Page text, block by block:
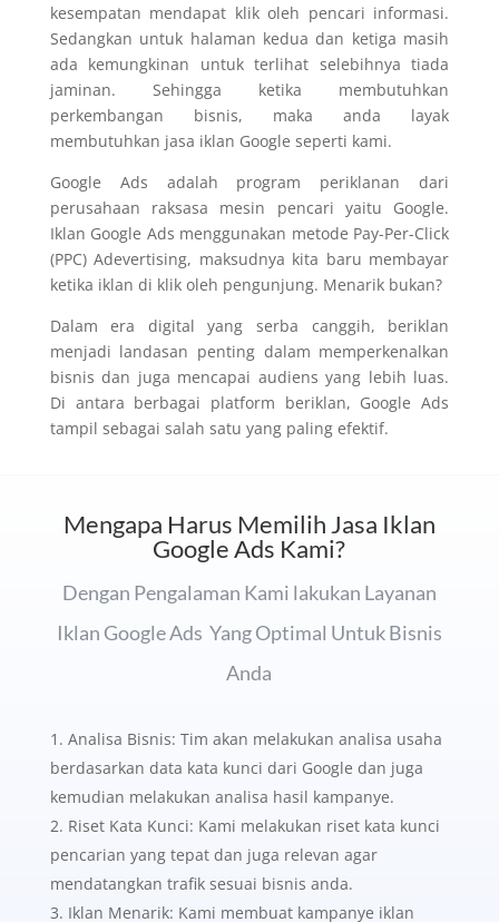
kesempatan mendapat klik oleh pencari informasi.
Sedangkan untuk halaman kedua dan ketiga masih
ada kemungkinan untuk terlihat selebihnya tiada
jaminan. Sehingga ketika membutuhkan
perkembangan bisnis, maka anda layak
membutuhkan jasa iklan Google seperti kami.
Google Ads adalah program periklanan dari
perusahaan raksasa mesin pencari yaitu Google.
Iklan Google Ads menggunakan metode Pay-Per-Click
(PPC) Adevertising, maksudnya kita baru membayar
ketika iklan di klik oleh pengunjung. Menarik bukan?
Dalam era digital yang serba canggih, beriklan
menjadi landasan penting dalam memperkenalkan
bisnis dan juga mencapai audiens yang lebih luas.
Di antara berbagai platform beriklan, Google Ads
tampil sebagai salah satu yang paling efektif.
Mengapa Harus Memilih Jasa Iklan
Google Ads Kami?
Dengan Pengalaman Kami lakukan Layanan
Iklan Google Ads Yang Optimal Untuk Bisnis
Anda
Analisa Bisnis: Tim akan melakukan analisa usaha
berdasarkan data kata kunci dari Google dan juga
kemudian melakukan analisa hasil kampanye.
Riset Kata Kunci: Kami melakukan riset kata kunci
pencarian yang tepat dan juga relevan agar
mendatangkan trafik sesuai bisnis anda.
Iklan Menarik: Kami membuat kampanye iklan